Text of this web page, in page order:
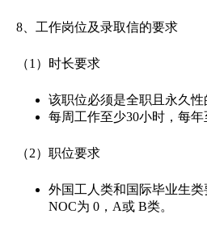
8、工作岗位及录取信的要求
（1）时长要求
该职位必须是全职且永久性
每周工作至少30小时，每年
（2）职位要求
外国工人类和国际毕业生类
NOC为 0，A或 B类。